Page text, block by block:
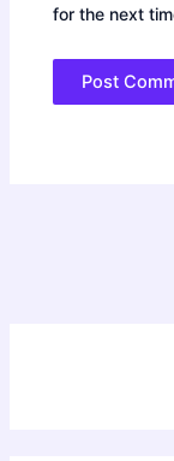
for the next